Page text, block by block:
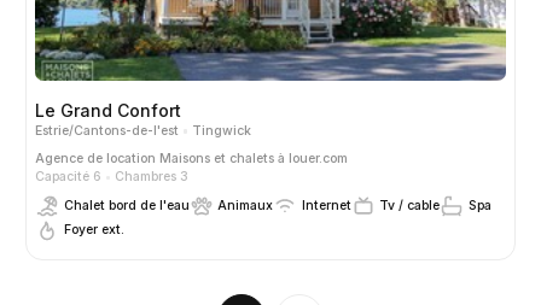
Le Grand Confort
Estrie/Cantons-de-l'est
Tingwick
Agence de location Maisons et chalets à louer.com
Capacité 6
Chambres 3
Chalet bord de l'eau
Animaux Internet Tv / cable
Spa
Foyer ext.